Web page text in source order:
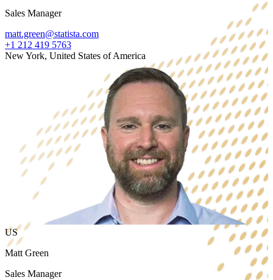
Sales Manager
matt.green@statista.com
+1 212 419 5763
New York, United States of America
US
Matt Green
Sales Manager